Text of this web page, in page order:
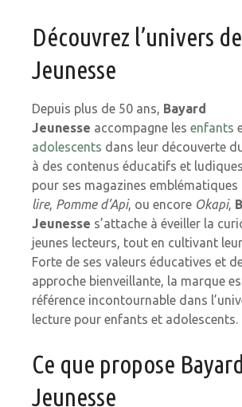
Découvrez l’univers
Jeunesse
Depuis plus de 50 ans, Bayard
Jeunesse accompagne les enfants
adolescents dans leur découverte
à des contenus éducatifs et
pour ses magazines emblématiques
lire, Pomme d’Api, ou encore Okapi,
Jeunesse s’attache à éveiller la
jeunes lecteurs, tout en cultivant
Forte de ses valeurs éducatives et
approche bienveillante, la marque
référence incontournable dans
lecture pour enfants et adolescents.
Ce que propose Bayard
Jeunesse